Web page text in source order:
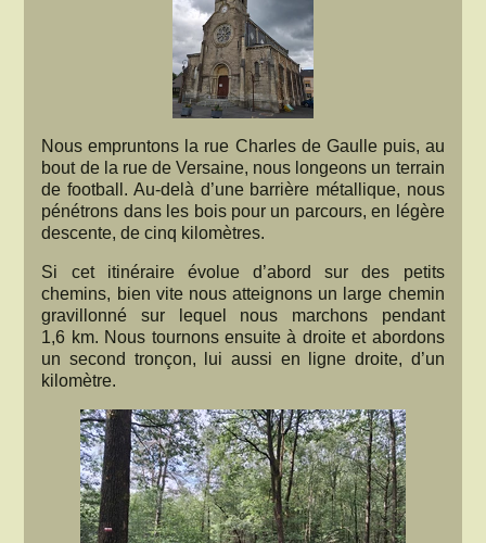
Nous empruntons la rue Charles de Gaulle puis, au
bout de la rue de Versaine, nous longeons un terrain
de football. Au-delà d’une barrière métallique, nous
pénétrons dans les bois pour un parcours, en légère
descente, de cinq kilomètres.
Si cet itinéraire évolue d’abord sur des petits
chemins, bien vite nous atteignons un large chemin
gravillonné sur lequel nous marchons pendant
1,6 km. Nous tournons ensuite à droite et abordons
un second tronçon, lui aussi en ligne droite, d’un
kilomètre.